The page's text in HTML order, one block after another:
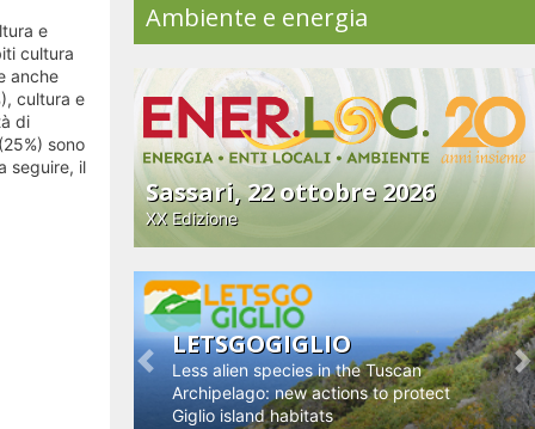
e
cultura
anche
cultura e
di
sono
seguire, il
Ambiente e energia
Sassari, 22 ottobre 2026
XX Edizione
LETSGOGIGLIO
Less alien species in the Tuscan
Archipelago: new actions to protect
Giglio island habitats
Previous